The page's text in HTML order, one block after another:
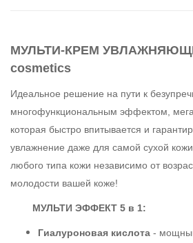
МУЛЬТИ-КРЕМ
cosmetics
Идеальное решение на пути к
многофункциональным эффектом,
которая быстро впитывается и
увлажнение даже для самой сухой
любого типа кожи независимо от
молодости вашей коже!
МУЛЬТИ ЭФФЕКТ 5 в 1:
Гиалуроновая кислота -